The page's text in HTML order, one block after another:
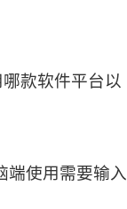
款软件平台以
端使用需要输入